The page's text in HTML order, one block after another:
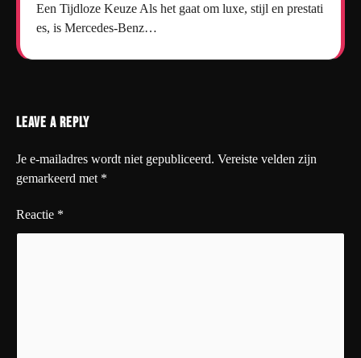
Een Tijdloze Keuze Als het gaat om luxe, stijl en prestati
es, is Mercedes-Benz…
Leave a Reply
Je e-mailadres wordt niet gepubliceerd. Vereiste velden zijn
gemarkeerd met *
Reactie *